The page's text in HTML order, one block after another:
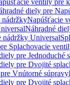
ventily pre
diely pre
nádržkyNapúšťacie
Náhradné
nádržky Universal
Splachovacie
pre Jednoduché
pre Dvojité
Vnútorné súpravy
pre Dvojité